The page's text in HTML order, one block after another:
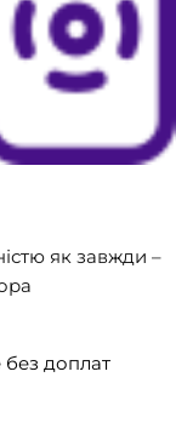
як завжди –
без доплат